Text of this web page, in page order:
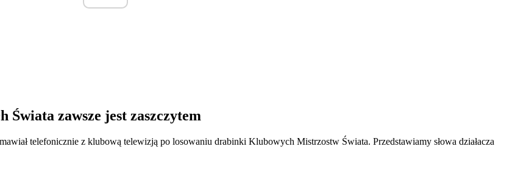
zawsze jest zaszczytem
telefonicznie z klubową telewizją po losowaniu drabinki Klubowych Mistrzostw Świata. Przedstawiamy słowa działacza